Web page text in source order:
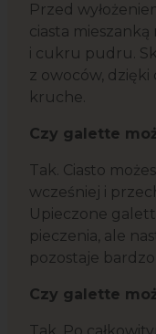
Przed
ciasta
i cukru pudru.
z owoców,
kruche.
Czy galette
Tak. Ciasto
wcześniej i
Upieczone
pieczenia, ale
pozostaje
Czy galette